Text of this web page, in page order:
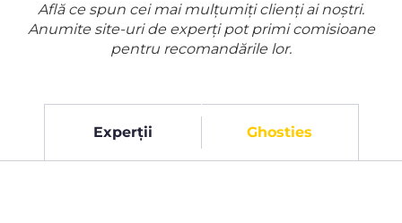
Află ce spun cei mai mulțumiți clienți ai noștri.
Anumite site-uri de experți pot primi comisioane
pentru recomandările lor.
Experții Ghosties